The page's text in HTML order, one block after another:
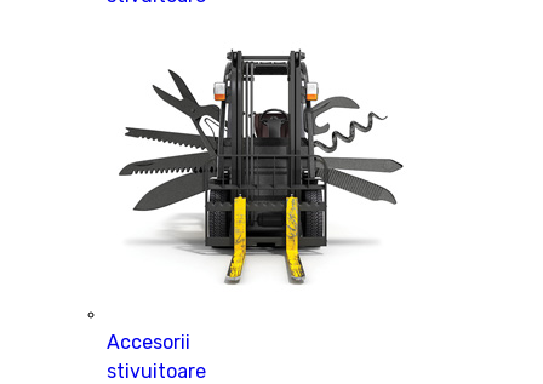
Accesorii
stivuitoare